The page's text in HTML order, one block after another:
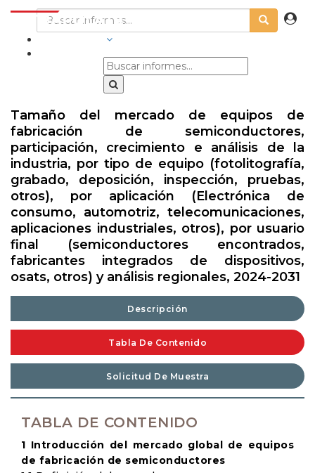
Tamaño del mercado de equipos de
fabricación de semiconductores,
participación, crecimiento e análisis de la
industria, por tipo de equipo (fotolitografía,
grabado, deposición, inspección, pruebas,
otros), por aplicación (Electrónica de
consumo, automotriz, telecomunicaciones,
aplicaciones industriales, otros), por usuario
final (semiconductores encontrados,
fabricantes integrados de dispositivos,
osats, otros) y análisis regionales, 2024-2031
Descripción
Tabla De Contenido
Solicitud De Muestra
TABLA DE CONTENIDO
1 Introducción del mercado global de equipos
de fabricación de semiconductores